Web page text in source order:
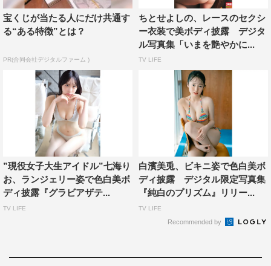
宝くじが当たる人にだけ共通す
る“ある特徴”とは？
PR(合同会社デジタルファーム )
ちとせよしの、レースのセクシ
ー衣装で美ボディ披露 デジタ
ル写真集「いまを艶やかに...
TV LIFE
”現役女子大生アイドル”七海り
お、ランジェリー姿で色白美ボ
ディ披露『グラビアザテ...
TV LIFE
白濱美兎、ビキニ姿で色白美ボ
ディ披露 デジタル限定写真集
『純白のプリズム』リリー...
TV LIFE
Recommended by